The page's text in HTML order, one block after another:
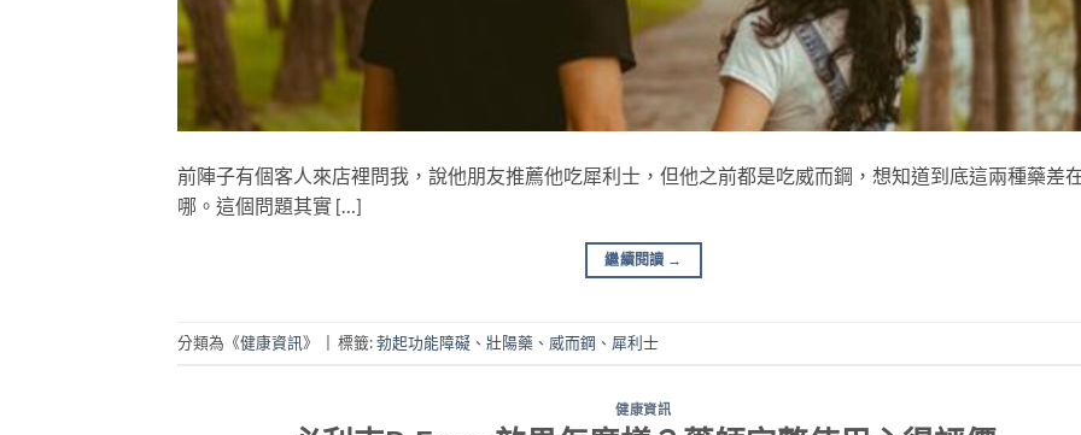
前陣子有個客人來店裡問我，說他朋友推薦他吃犀利士，但他之前都是吃威而鋼，想知道到底這兩種藥差
哪。這個問題其實 […]
繼續閱讀 →
分類為《健康資訊》 標籤:勃起功能障礙 、 壯陽藥 、 威而鋼 、 犀利士
健康資訊